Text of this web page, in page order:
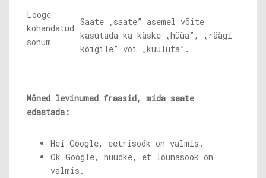
Looge
kohandatud
sõnum
Saate „saate” asemel võite
kasutada ka käske „hüüa”, „räägi
kõigile” või „kuuluta”.
Mõned levinumad fraasid, mida saate
edastada:
Hei Google, eetrisöök on valmis.
Ok Google, hüüdke, et lõunasöök on
valmis.